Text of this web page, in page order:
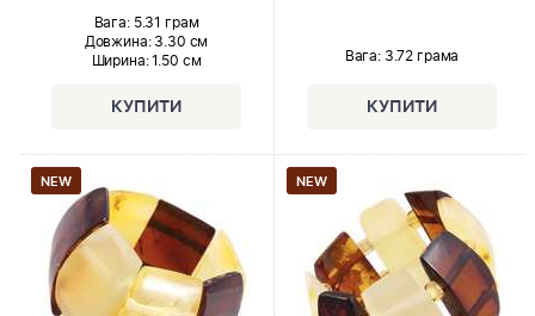
Вага: 5.31 грам
Довжина:3.30 см
Ширина: 1.50 см Вага: 3.72 грама
NEW NEW